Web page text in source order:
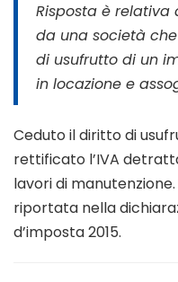
Risposta è
da una società
di usufrutto di un
in locazione e
Ceduto il diritto di
rettificato l’IVA
lavori di
riportata nella
d’imposta 2015.